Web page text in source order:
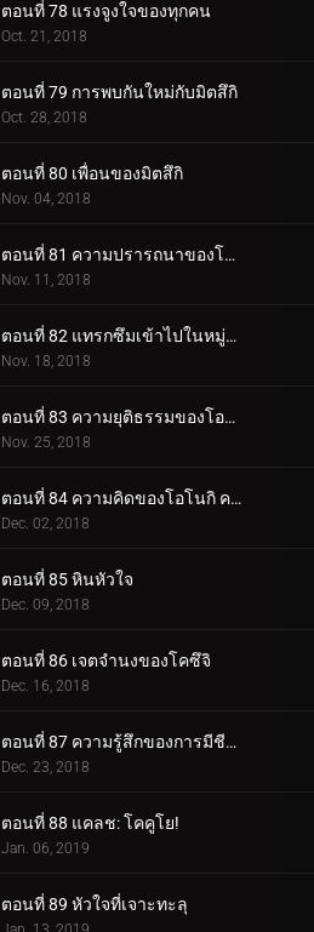
ตอนที่ 78 แรงจูงใจของทุกคน
Oct. 21, 2018
ตอนที่ 79 การพบกันใหม่กับมิตสึกิ
Oct. 28, 2018
ตอนที่ 80 เพื่อนของมิตสึกิ
Nov. 04, 2018
ตอนที่ 81 ความปรารถนาของโบรูโตะ
Nov. 11, 2018
ตอนที่ 82 แทรกซึมเข้าไปในหมู่บ้านหินที่ซ่อนอยู่
Nov. 18, 2018
ตอนที่ 83 ความยุติธรรมของโอโนกิ
Nov. 25, 2018
ตอนที่ 84 ความคิดของโอโนกิ ความคิดของคู
Dec. 02, 2018
ตอนที่ 85 หินหัวใจ
Dec. 09, 2018
ตอนที่ 86 เจตจำนงของโคซึจิ
Dec. 16, 2018
ตอนที่ 87 ความรู้สึกของการมีชีวิต
Dec. 23, 2018
ตอนที่ 88 แคลช: โคคูโย!
Jan. 06, 2019
ตอนที่ 89 หัวใจที่เจาะทะลุ